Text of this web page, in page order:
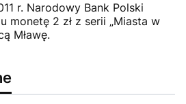
r. Narodowy Bank Polski
monetę 2 zł z serii „Miasta w
Mławę.